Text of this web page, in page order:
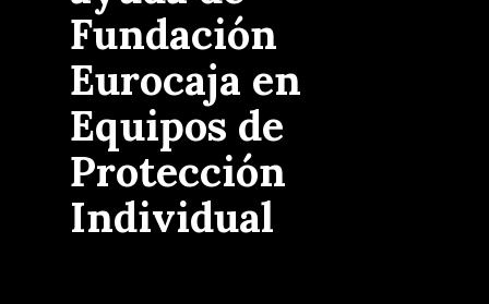
Fundación
Eurocaja en
Equipos de
Protección
Individual